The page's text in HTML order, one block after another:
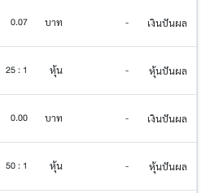
0.07 บาท - เงินปันผล
25 : 1 หุ้น - หุ้นปันผล
0.00 บาท - เงินปันผล
50 : 1 หุ้น - หุ้นปันผล